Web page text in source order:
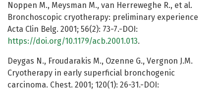
Noppen M., Meysman M., van Herreweghe R., et al.
Bronchoscopic cryotherapy: preliminary experience
Acta Clin Belg. 2001; 56(2): 73-7.-DOI:
https://doi.org/10.1179/acb.2001.013.
Deygas N., Froudarakis M., Ozenne G., Vergnon J.M.
Cryotherapy in early superficial bronchogenic
carcinoma. Chest. 2001; 120(1): 26-31.-DOI: